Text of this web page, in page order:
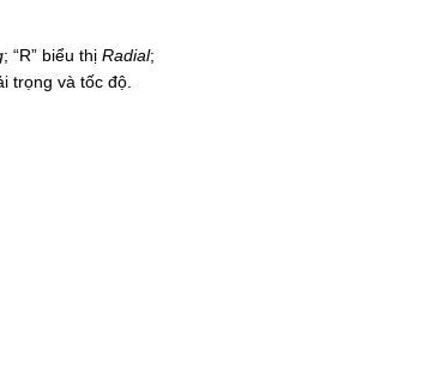
; “R” biểu thị Radial;
trọng và tốc độ.